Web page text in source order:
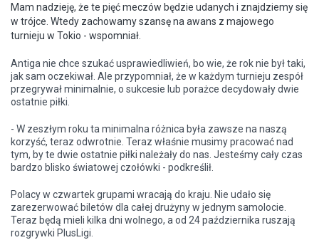
Mam nadzieję, że te pięć meczów będzie udanych i znajdziemy się
w trójce. Wtedy zachowamy szansę na awans z majowego
turnieju w Tokio - wspomniał.
Antiga nie chce szukać usprawiedliwień, bo wie, że rok nie był taki,
jak sam oczekiwał. Ale przypomniał, że w każdym turnieju zespół
przegrywał minimalnie, o sukcesie lub porażce decydowały dwie
ostatnie piłki.
- W zeszłym roku ta minimalna różnica była zawsze na naszą
korzyść, teraz odwrotnie. Teraz właśnie musimy pracować nad
tym, by te dwie ostatnie piłki należały do nas. Jesteśmy cały czas
bardzo blisko światowej czołówki - podkreślił.
Polacy w czwartek grupami wracają do kraju. Nie udało się
zarezerwować biletów dla całej drużyny w jednym samolocie.
Teraz będą mieli kilka dni wolnego, a od 24 października ruszają
rozgrywki PlusLigi.